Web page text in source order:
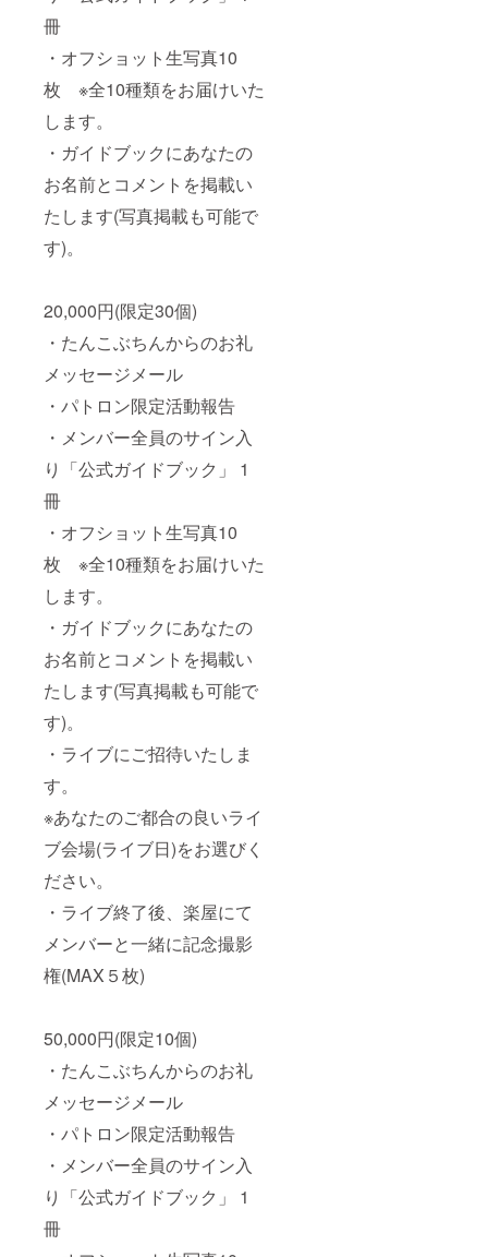
冊
・オフショット生写真10
枚 ※全10種類をお届けいた
します。
・ガイドブックにあなたの
お名前とコメントを掲載い
たします(写真掲載も可能で
す)。
20,000円(限定30個)
・たんこぶちんからのお礼
メッセージメール
・パトロン限定活動報告
・メンバー全員のサイン入
り「公式ガイドブック」 1
冊
・オフショット生写真10
枚 ※全10種類をお届けいた
します。
・ガイドブックにあなたの
お名前とコメントを掲載い
たします(写真掲載も可能で
す)。
・ライブにご招待いたしま
す。
※あなたのご都合の良いライ
ブ会場(ライブ日)をお選びく
ださい。
・ライブ終了後、楽屋にて
メンバーと一緒に記念撮影
権(MAX５枚)
50,000円(限定10個)
・たんこぶちんからのお礼
メッセージメール
・パトロン限定活動報告
・メンバー全員のサイン入
り「公式ガイドブック」 1
冊